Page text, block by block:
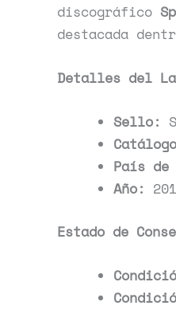
discográfico
destacada
Detalles del
Sello:
País
Año:
Estado de